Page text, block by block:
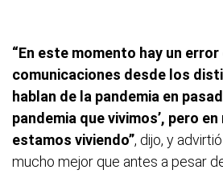
“En este momento hay un error
comunicaciones desde los
hablan de la pandemia en
pandemia que vivimos’, pero
estamos viviendo”, dijo, y
mucho mejor que antes a pesar